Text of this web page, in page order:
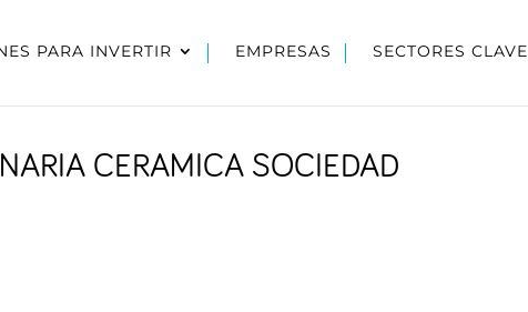
PARA INVERTIR EMPRESAS SECTORES CLAVE
CERAMICA SOCIEDAD